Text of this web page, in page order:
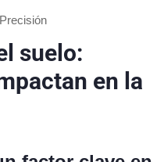
suelo:
en la